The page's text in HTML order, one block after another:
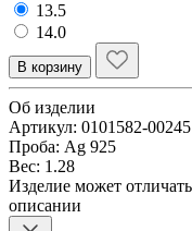
13.5
14.0
В корзину
Об изделии
Артикул: 0101582-00245
Проба: Ag 925
Вес: 1.28
Изделие может
описании